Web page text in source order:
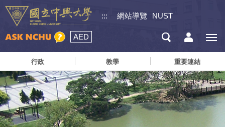
::: 網站導覽 NUST
AED
行政 教學 重要連結